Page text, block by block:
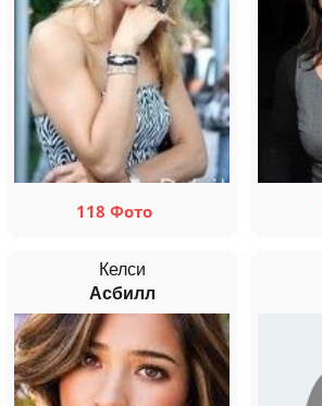
118 Фото
Келси
Асбилл